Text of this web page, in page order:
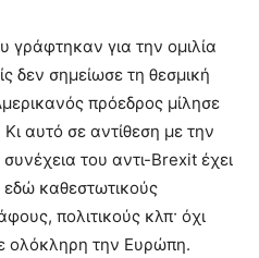
γράφτηκαν για την ομιλία
σημείωσε τη θεσμική
πρόεδρος μίλησε
αυτό σε αντίθεση με την
του αντι-Brexit έχει
εδώ καθεστωτικούς
πολιτικούς κλπ· όχι
ολόκληρη την Ευρώπη.